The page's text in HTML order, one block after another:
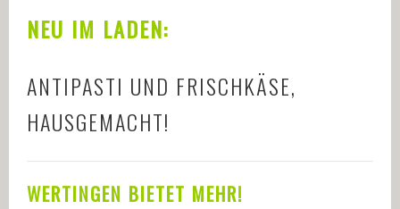
NEU IM LADEN:
ANTIPASTI UND FRISCHKÄSE,
HAUSGEMACHT!
WERTINGEN BIETET MEHR!